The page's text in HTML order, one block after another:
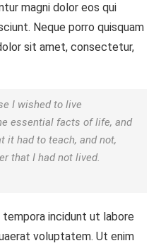
magni dolor eos qui
Neque porro quisquam
sit amet, consectetur,
I wished to live
essential facts of life, and
it had to teach, and not,
that I had not lived.
tempora incidunt ut labore
voluptatem. Ut enim